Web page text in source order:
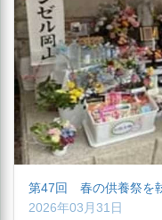
第47回 春の供養祭を
2026年03月31日